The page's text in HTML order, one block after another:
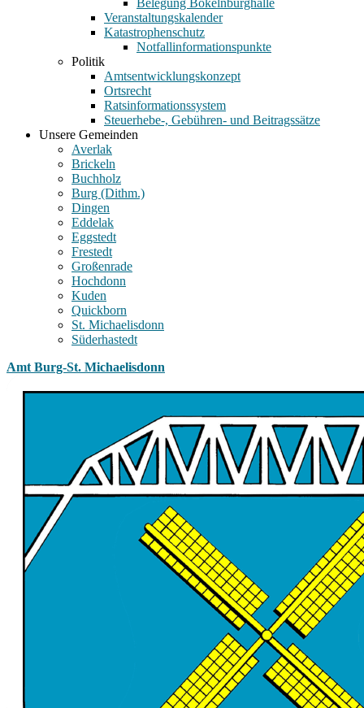
Belegung Bökelnburghalle
Veranstaltungskalender
Katastrophenschutz
Notfallinformationspunkte
Politik
Amtsentwicklungskonzept
Ortsrecht
Ratsinformationssystem
Steuerhebe-, Gebühren- und Beitragssätze
Unsere Gemeinden
Averlak
Brickeln
Buchholz
Burg (Dithm.)
Dingen
Eddelak
Eggstedt
Frestedt
Großenrade
Hochdonn
Kuden
Quickborn
St. Michaelisdonn
Süderhastedt
Amt Burg-St. Michaelisdonn